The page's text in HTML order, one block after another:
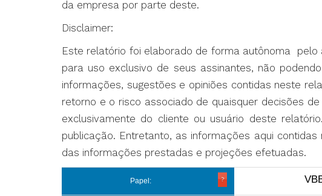
da empresa por parte deste.
Disclaimer:
Este relatório foi elaborado de forma autônoma pelo
para uso exclusivo de seus assinantes, não
informações, sugestões e opiniões contidas neste
retorno e o risco associado de quaisquer decisões
exclusivamente do cliente ou usuário deste
publicação. Entretanto, as informações aqui
das informações prestadas e projeções efetuadas.
Papel: